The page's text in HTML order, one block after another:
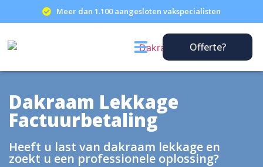
Meer dan 1.100 aangesloten vakspecialisten
Offerte?
Dakraam Lekkage
Factuurbetaling
Heeft u last van dakraam lekkage en
zoekt u een professionele oplossing?